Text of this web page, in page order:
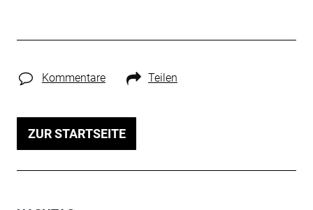
Kommentare Teilen
ZUR STARTSEITE